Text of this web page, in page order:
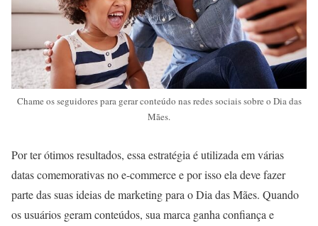
Chame os seguidores para gerar conteúdo nas redes sociais sobre o Dia das
Mães.
Por ter ótimos resultados, essa estratégia é utilizada em várias
datas comemorativas no e-commerce e por isso ela deve fazer
parte das suas ideias de marketing para o Dia das Mães. Quando
os usuários geram conteúdos, sua marca ganha confiança e